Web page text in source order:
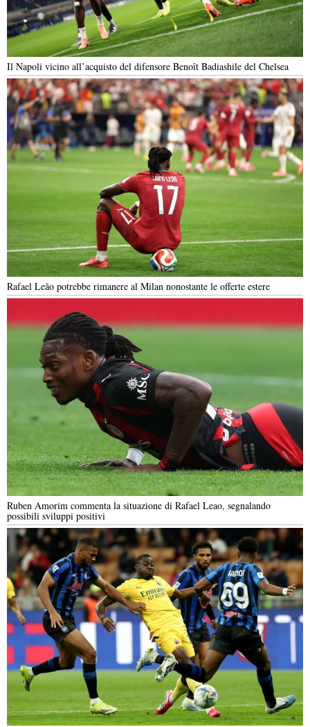
Il Napoli vicino all’acquisto del difensore Benoît Badiashile del Chelsea
Rafael Leão potrebbe rimanere al Milan nonostante le offerte estere
Ruben Amorim commenta la situazione di Rafael Leao, segnalando
possibili sviluppi positivi